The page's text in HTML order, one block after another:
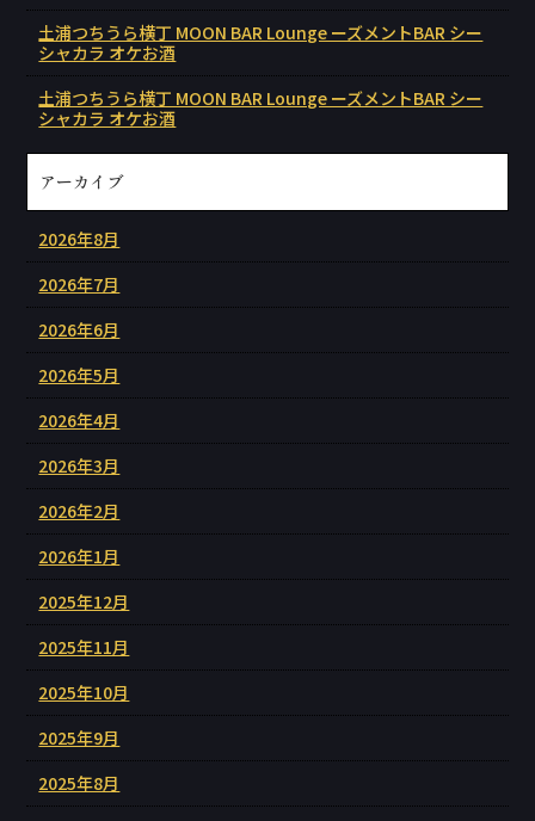
土浦つちうら横丁 MOON BAR Lounge ーズメントBAR シー
シャカラ オケお酒
土浦つちうら横丁 MOON BAR Lounge ーズメントBAR シー
シャカラ オケお酒
アーカイブ
2026年8月
2026年7月
2026年6月
2026年5月
2026年4月
2026年3月
2026年2月
2026年1月
2025年12月
2025年11月
2025年10月
2025年9月
2025年8月